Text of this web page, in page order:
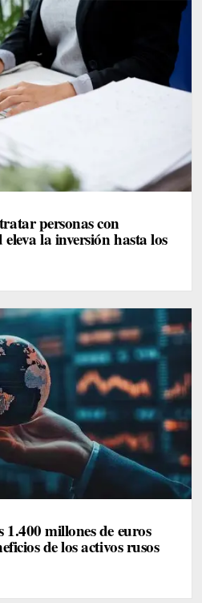
personas con
la inversión hasta los
millones de euros
de los activos rusos